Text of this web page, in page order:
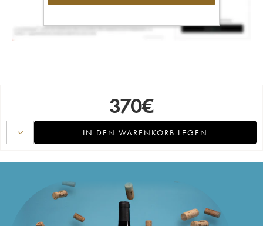
370€
IN DEN WARENKORB LEGEN